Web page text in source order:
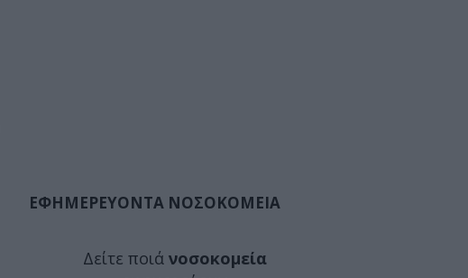
ΕΦΗΜΕΡΕΥΟΝΤΑ ΝΟΣΟΚΟΜΕΙΑ
Δείτε ποιά νοσοκομεία